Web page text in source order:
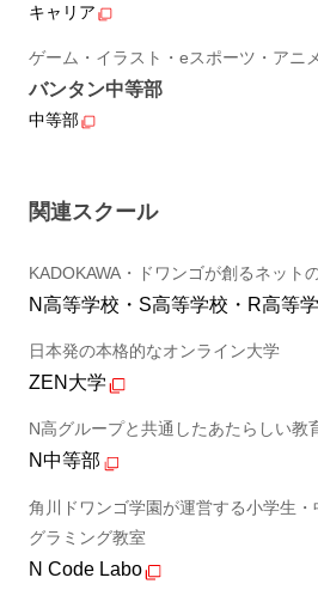
キャリア
ゲーム・イラスト・eスポーツ・アニメ
バンタン中等部
中等部
関連スクール
KADOKAWA・ドワンゴが創るネット
N高等学校・S高等学校・R高等
日本発の本格的なオンライン大学
ZEN大学
N高グループと共通したあたらしい教
N中等部
角川ドワンゴ学園が運営する小学生
グラミング教室
N Code Labo